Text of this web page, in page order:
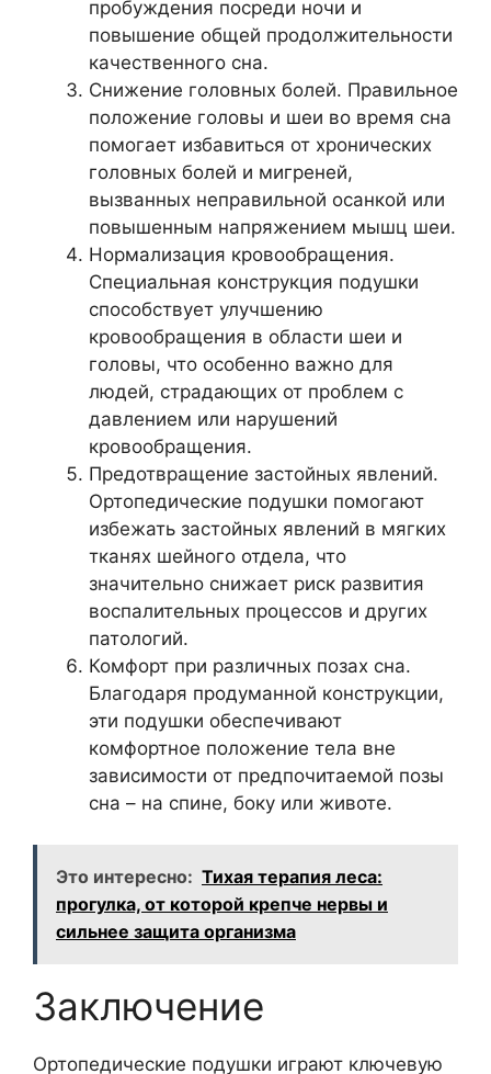
пробуждения посреди ночи и
повышение общей продолжительности
качественного сна.
Снижение головных болей. Правильное
положение головы и шеи во время сна
помогает избавиться от хронических
головных болей и мигреней,
вызванных неправильной осанкой или
повышенным напряжением мышц шеи.
Нормализация кровообращения.
Специальная конструкция подушки
способствует улучшению
кровообращения в области шеи и
головы, что особенно важно для
людей, страдающих от проблем с
давлением или нарушений
кровообращения.
Предотвращение застойных явлений.
Ортопедические подушки помогают
избежать застойных явлений в мягких
тканях шейного отдела, что
значительно снижает риск развития
воспалительных процессов и других
патологий.
Комфорт при различных позах сна.
Благодаря продуманной конструкции,
эти подушки обеспечивают
комфортное положение тела вне
зависимости от предпочитаемой позы
сна – на спине, боку или животе.
Это интересно: Тихая терапия леса:
прогулка, от которой крепче нервы и
сильнее защита организма
Заключение
Ортопедические подушки играют ключевую